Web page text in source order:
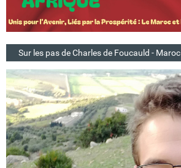
Sur les pas de Charles de Foucauld - Maroc